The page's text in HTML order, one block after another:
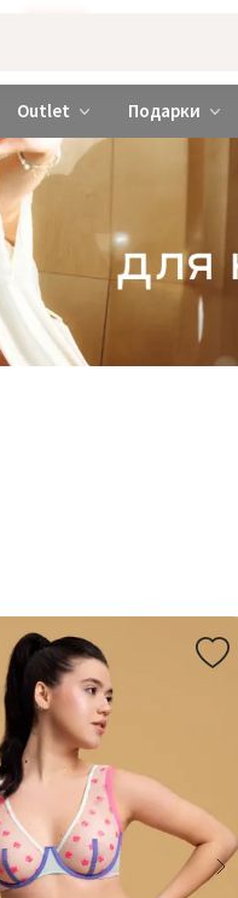
Outlet Подарки